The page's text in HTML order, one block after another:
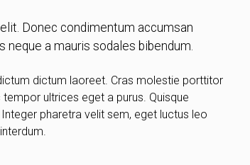
Donec condimentum accumsan
neque a mauris sodales bibendum.
dictum laoreet. Cras molestie porttitor
ultrices eget a purus. Quisque
pharetra velit sem, eget luctus leo